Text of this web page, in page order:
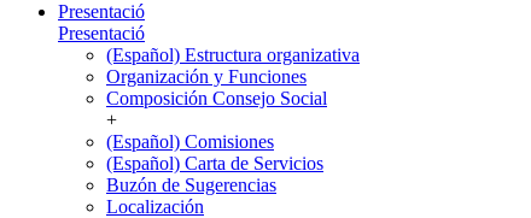
Presentació
Presentació
(Español) Estructura organizativa
Organización y Funciones
Composición Consejo Social
+
(Español) Comisiones
(Español) Carta de Servicios
Buzón de Sugerencias
Localización